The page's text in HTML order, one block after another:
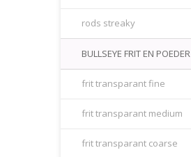
rods streaky
BULLSEYE FRIT EN POEDER
frit transparant fine
frit transparant medium
frit transparant coarse